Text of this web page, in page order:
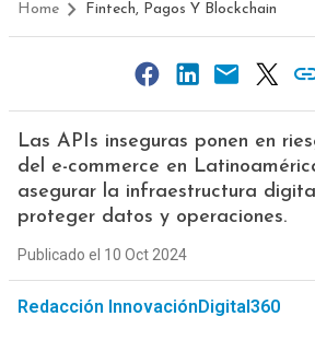
Home Fintech, Pagos Y Blockchain
Las APIs inseguras ponen en
del e-commerce en
asegurar la infraestructura
proteger datos y operaciones.
Publicado el 10 Oct 2024
Redacción InnovaciónDigital360